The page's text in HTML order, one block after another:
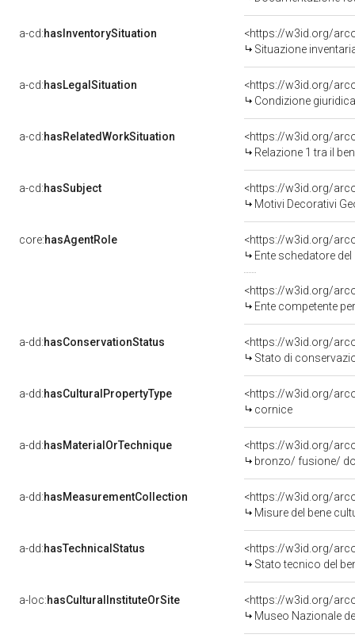
a-cd:hasInventorySituation
<https://w3id.org/
Situazione
a-cd:hasLegalSituation
Condizione
a-cd:hasRelatedWorkSituation
<https://w3id.org/
Relazione 1 tra il
a-cd:hasSubject
<https://w3id.org/
Motivi Decorativi
core:hasAgentRole
<https://w3id.org/
Ente schedatore
<https://w3id.org/
Ente competente per
a-dd:hasConservationStatus
<https://w3id.org/
Stato di
a-dd:hasCulturalPropertyType
<https://w3id.org/
cornice
a-dd:hasMaterialOrTechnique
<https://w3id.org/
bronzo/ fusione/
a-dd:hasMeasurementCollection
<https://w3id.org/
Misure del bene
a-dd:hasTechnicalStatus
<https://w3id.org/
Stato tecnico del
a-loc:hasCulturalInstituteOrSite
<https://w3id.org/
Museo Nazionale